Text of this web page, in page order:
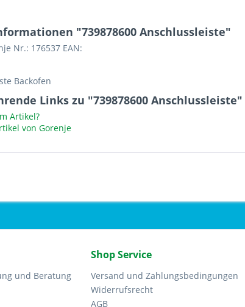
"739878600 Anschlussleiste"
Nr.: 176537 EAN:
Backofen
Links zu "739878600 Anschlussleiste"
Artikel?
von Gorenje
und Beratung
Shop Service
Versand und Zahlungsbedingungen
Widerrufsrecht
AGB